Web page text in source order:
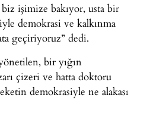
işimize bakıyor, usta bir
demokrasi ve kalkınma
geçiriyoruz” dedi.
bir yığın
çizeri ve hatta doktoru
demokrasiyle ne alakası